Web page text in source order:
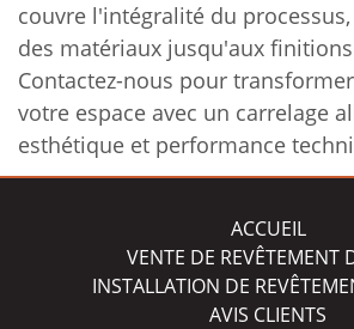
couvre l'intégralité du
des matériaux jusqu'aux
Contactez-nous pour
votre espace avec un carrelage
esthétique et performance
ACCUEIL
VENTE DE REVÊTEMENT
INSTALLATION DE
AVIS CLIENTS